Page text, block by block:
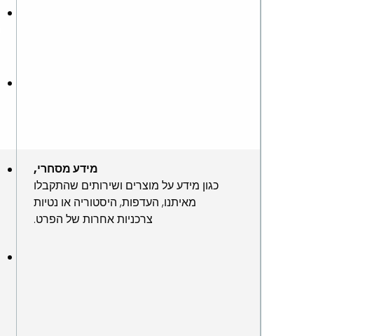
מידע מסחרי,
כגון מידע על מוצרים ושירותים שהתקבלו
מאיתנו, העדפות, היסטוריה או נטיות
צרכניות אחרות של הפרט.